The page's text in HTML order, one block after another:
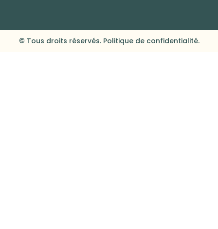
© Tous droits réservés. Politique de confidentialité.